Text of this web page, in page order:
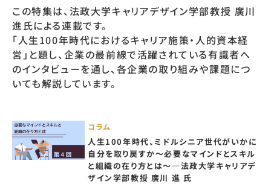
この特集は、法政大学キャリアデザイン学部教授 廣川
進氏による連載です。
「人生100年時代におけるキャリア施策・人的資本経
営」と題し、企業の最前線で活躍されている有識者へ
のインタビューを通し、各企業の取り組みや課題につ
いても解説しています。
コラム
人生100年時代、ミドルシニア世代がいかに
自分を取り戻すか～必要なマインドとスキル
と組織の在り方とは～—法政大学キャリアデ
ザイン学部教授 廣川 進 氏